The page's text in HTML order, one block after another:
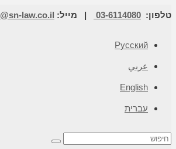
טלפון: 03-6114080 | מייל: law.co.il
Русский
عربي
English
עברית